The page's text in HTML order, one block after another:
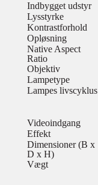
Indbygget udstyr
Lysstyrke
Kontrastforhold
Opløsning
Native Aspect
Ratio
Objektiv
Lampetype
Lampes livscyklus
Videoindgang
Effekt
Dimensioner (B x
D x H)
Vægt